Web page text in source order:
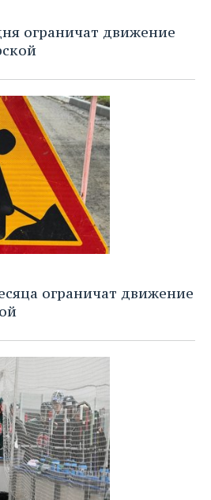
ограничат движение
ограничат движение